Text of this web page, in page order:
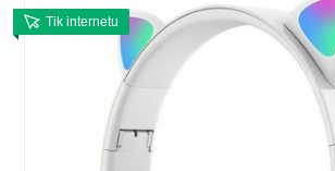
Tik internetu